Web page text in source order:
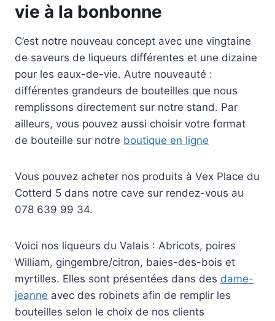
vie à la bonbonne
C’est notre nouveau concept avec une vingtaine
de saveurs de liqueurs différentes et une dizaine
pour les eaux-de-vie. Autre nouveauté :
différentes grandeurs de bouteilles que nous
remplissons directement sur notre stand. Par
ailleurs, vous pouvez aussi choisir votre format
de bouteille sur notre boutique en ligne
Vous pouvez acheter nos produits à Vex Place du
Cotterd 5 dans notre cave sur rendez-vous au
078 639 99 34.
Voici nos liqueurs du Valais : Abricots, poires
William, gingembre/citron, baies-des-bois et
myrtilles. Elles sont présentées dans des dame-
jeanne avec des robinets afin de remplir les
bouteilles selon le choix de nos clients